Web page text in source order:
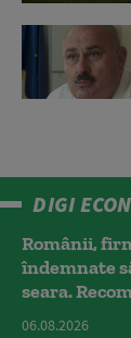
DIGI
Românii,
îndemnate
seara.
06.08.2026